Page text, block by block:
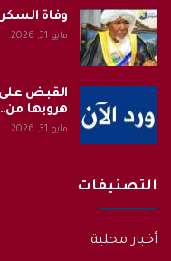
وفاة
مايو 31, 2026
القبض على
هروبها
مايو 31, 2026
التصنيفات
أخبار محلية